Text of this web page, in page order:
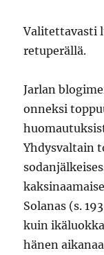
Valitettavasti
retuperällä.
Jarlan
onneksi
Yhdysvaltain
Solanas (s.
kuin
hänen